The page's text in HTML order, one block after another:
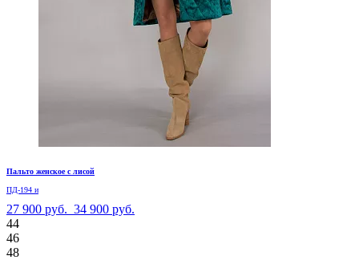
Пальто женское с лисой
ПД-194 и
27 900 руб. 34 900 руб.
44
46
48